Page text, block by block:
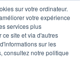
sur votre ordinateur.
votre expérience
services plus
site et via d'autres
sur les
consultez notre politique